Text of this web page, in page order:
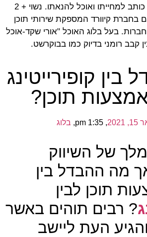
ופריק של מעשים. כותב למחייתו ואוכל להנאתו. נשוי + 2
בחברת קיוורד המספקת שירותי תוכן
בעל בלוג האוכל "אורי שקד-אוכל
קבב רומני בדיוק כמו בבוקרשט.
קופירייטינג
תוכן?
,
1:35 pm
, בלוג
של השיווק
מה ההבדל בין
תוכן לבין
? רבים תוהים באשר
והגיע העת ליישב